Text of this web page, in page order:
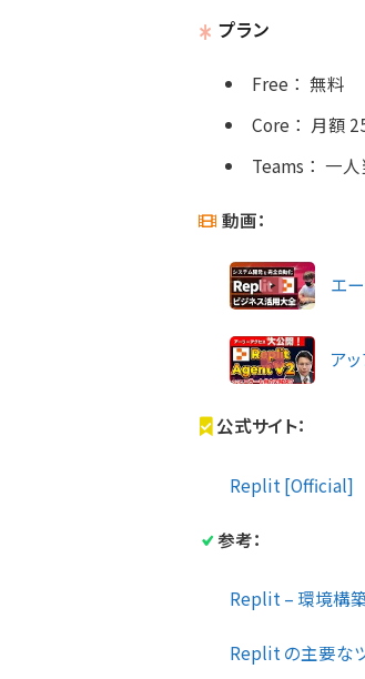
プラン
Free ： 無料
Core ： 月額
Teams ： 一人
動画：
エ
ア
公式サイト：
Replit [Official]
参考：
Replit – 環境構
Replit の主要な